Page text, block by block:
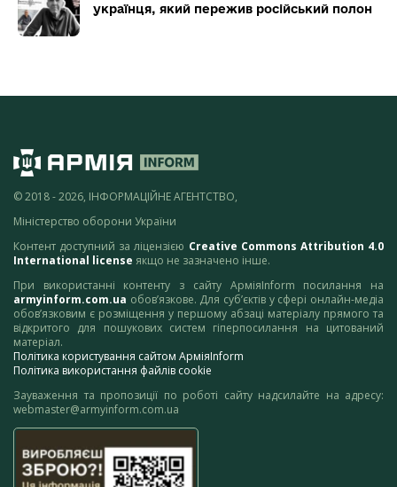
українця, який пережив російський полон
© 2018 - 2026, ІНФОРМАЦІЙНЕ АГЕНТСТВО,
Міністерство оборони України
Контент доступний за ліцензією Creative Commons Attribution 4.0
International license якщо не зазначено інше.
При використанні контенту з сайту АрміяInform посилання на
armyinform.com.ua обов’язкове. Для суб’єктів у сфері онлайн-медіа
обов’язковим є розміщення у першому абзаці матеріалу прямого та
відкритого для пошукових систем гіперпосилання на цитований
матеріал.
Політика користування сайтом АрміяInform
Політика використання файлів cookie
Зауваження та пропозиції по роботі сайту надсилайте на адресу:
webmaster@armyinform.com.ua